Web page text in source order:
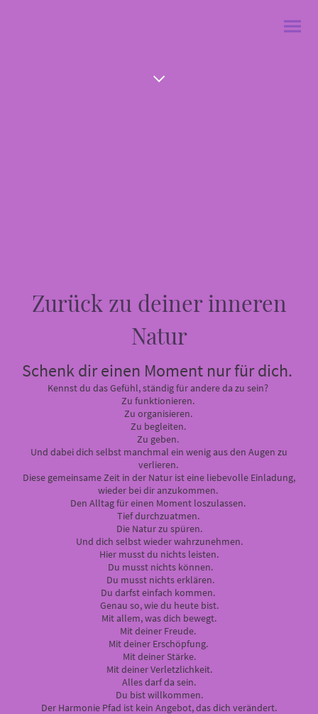
Zurück zu deiner inneren
Natur
Schenk dir einen Moment nur für dich.
Kennst du das Gefühl, ständig für andere da zu sein?
Zu funktionieren.
Zu organisieren.
Zu begleiten.
Zu geben.
Und dabei dich selbst manchmal ein wenig aus den Augen zu
verlieren.
Diese gemeinsame Zeit in der Natur ist eine liebevolle Einladung,
wieder bei dir anzukommen.
Den Alltag für einen Moment loszulassen.
Tief durchzuatmen.
Die Natur zu spüren.
Und dich selbst wieder wahrzunehmen.
Hier musst du nichts leisten.
Du musst nichts können.
Du musst nichts erklären.
Du darfst einfach kommen.
Genau so, wie du heute bist.
Mit allem, was dich bewegt.
Mit deiner Freude.
Mit deiner Erschöpfung.
Mit deiner Stärke.
Mit deiner Verletzlichkeit.
Alles darf da sein.
Du bist willkommen.
Der Harmonie Pfad ist kein Angebot, das dich verändert.